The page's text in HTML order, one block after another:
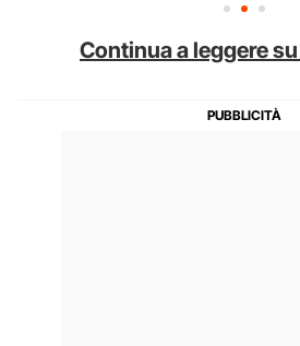
Continua a leggere